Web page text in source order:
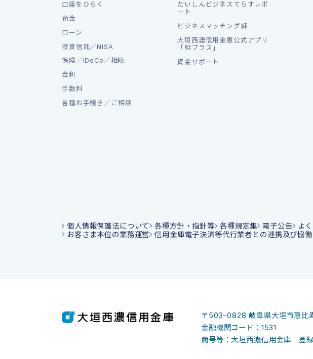
口座をひらく
預金
ローン
投資信託／NISA
保険／iDeCo／相続
金利
手数料
各種お手続き／ご相談
だいしんビジネスてらすレポ
ート
ビジネスマッチング絆
大垣西濃信用金庫公式アプリ
「絆プラス」
資金サポート
個人情報保護法について 各種方針・指針等 各種規定集 電子公告 よ
お客さま本位の業務運営 信用金庫電子決済等代行業者との連携及び協
〒503-0828 岐阜県大垣市恵比
金融機関コード：1531
商号等：大垣西濃信用金庫 登